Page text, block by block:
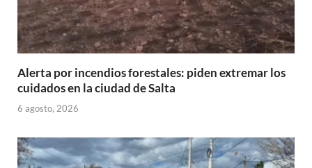
Alerta por incendios forestales: piden extremar los
cuidados en la ciudad de Salta
6 agosto, 2026